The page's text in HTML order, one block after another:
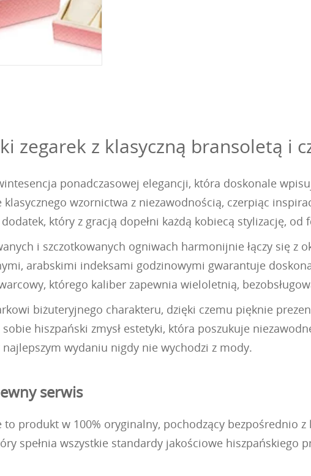
zegarek z klasyczną bransoletą i
ponadczasowej elegancji, która doskonale
wzornictwa z niezawodnością, czerpiąc
który z gracją dopełni każdą kobiecą stylizację,
i szczotkowanych ogniwach harmonijnie łączy się z
arabskimi indeksami godzinowymi gwarantuje
którego kaliber zapewnia wieloletnią,
biżuteryjnego charakteru, dzięki czemu pięknie
hiszpański zmysł estetyki, która poszukuje
wydaniu nigdy nie wychodzi z mody.
serwis
to produkt w 100% oryginalny, pochodzący bezpośrednio
spełnia wszystkie standardy jakościowe hiszpańskiego